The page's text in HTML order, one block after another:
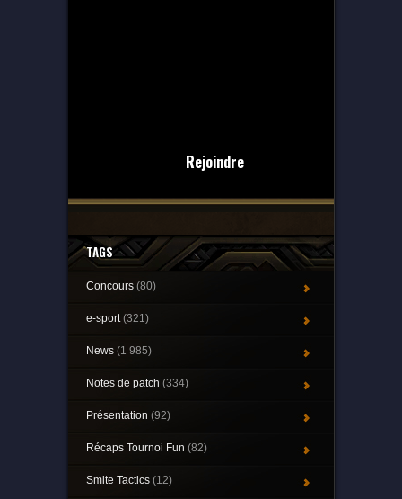
Rejoindre
TAGS
Concours (80)
e-sport(321)
News (1 985)
Notes de patch (334)
Présentation (92)
Récaps Tournoi Fun (82)
Smite Tactics (12)